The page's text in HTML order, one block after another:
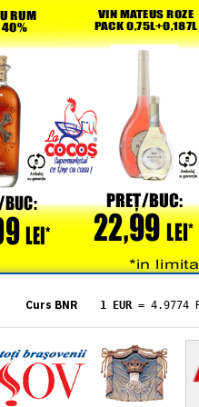
Curs BNR 1 EUR = 4.9774
= 5.8304
1 XAU= 464.4611
1 AED= 1.1933
1 AUD= 2.7957
1 BGN= 2.5449